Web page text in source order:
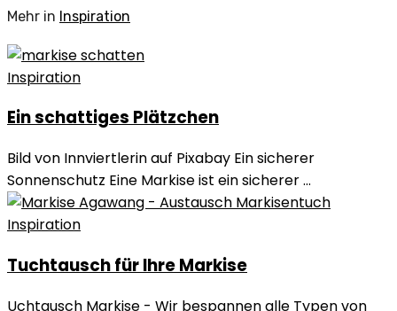
Mehr in Inspiration
Inspiration
Ein schattiges Plätzchen
Bild von Innviertlerin auf Pixabay Ein sicherer
Sonnenschutz Eine Markise ist ein sicherer ...
Inspiration
Tuchtausch für Ihre Markise
Uchtausch Markise - Wir bespannen alle Typen von